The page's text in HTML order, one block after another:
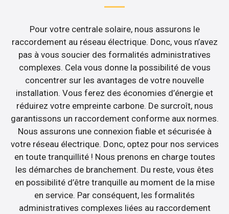
Pour votre centrale solaire, nous assurons le
raccordement au réseau électrique. Donc, vous n’avez
pas à vous soucier des formalités administratives
complexes. Cela vous donne la possibilité de vous
concentrer sur les avantages de votre nouvelle
installation. Vous ferez des économies d’énergie et
réduirez votre empreinte carbone. De surcroît, nous
garantissons un raccordement conforme aux normes.
Nous assurons une connexion fiable et sécurisée à
votre réseau électrique. Donc, optez pour nos services
en toute tranquillité ! Nous prenons en charge toutes
les démarches de branchement. Du reste, vous êtes
en possibilité d’être tranquille au moment de la mise
en service. Par conséquent, les formalités
administratives complexes liées au raccordement